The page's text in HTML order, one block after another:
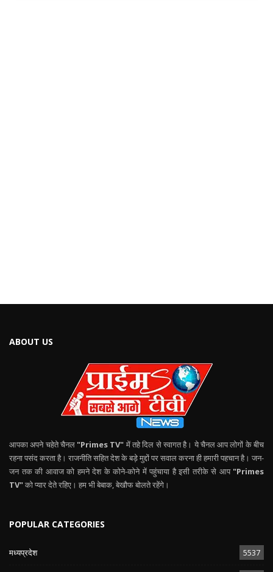
ABOUT US
आपका अपने चहेते चैनल "Primes TV" में तहे दिल से स्वागत है। ये चैनल आप लोगों के बीच
रहना पसंद करता है। राजनीति सहित देश के बड़े मुद्दों पर सवाल करना ही हमारी पहचान है। जन-
जन तक की आवाज को हमने देश के कोने-कोने में पहुंचाया है इसी तरीके से आप "Primes
TV"को प्यार देते रहिए। हम भी बेबाक, बेखौफ बोलते रहेंगे।
POPULAR CATEGORIES
मध्यप्रदेश 5537